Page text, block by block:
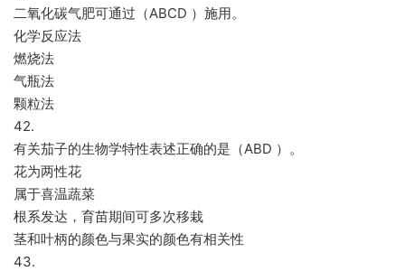
二氧化碳气肥可通过（ABCD ）施用。
化学反应法
燃烧法
气瓶法
颗粒法
42.
有关茄子的生物学特性表述正确的是（ABD ）。
花为两性花
属于喜温蔬菜
根系发达，育苗期间可多次移栽
茎和叶柄的颜色与果实的颜色有相关性
43.